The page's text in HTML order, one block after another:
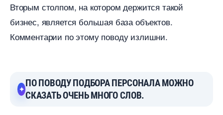
торым столпом, на котором держится такой
изнес, является большая база объектов.
Комментарии по этому поводу излишни.
ПО ПОВОДУ ПОДБОРА ПЕРСОНАЛА МОЖНО
СКАЗАТЬ ОЧЕНЬ МНОГО СЛОВ.